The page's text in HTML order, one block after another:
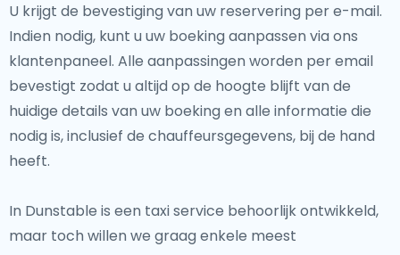
U krijgt de bevestiging van uw reservering per e-mail.
Indien nodig, kunt u uw boeking aanpassen via ons
klantenpaneel. Alle aanpassingen worden per email
bevestigt zodat u altijd op de hoogte blijft van de
huidige details van uw boeking en alle informatie die
nodig is, inclusief de chauffeursgegevens, bij de hand
heeft.
In Dunstable is een taxi service behoorlijk ontwikkeld,
maar toch willen we graag enkele meest